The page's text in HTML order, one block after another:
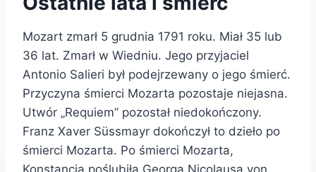
Mozart zmarł 5 grudnia 1791 roku. Miał 35 lub
36 lat. Zmarł w Wiedniu. Jego przyjaciel
Antonio Salieri był podejrzewany o jego śmierć.
Przyczyna śmierci Mozarta pozostaje niejasna.
Utwór „Requiem” pozostał niedokończony.
Franz Xaver Süssmayr dokończył to dzieło po
śmierci Mozarta. Po śmierci Mozarta,
Konstancja poślubiła Georga Nicolausa von